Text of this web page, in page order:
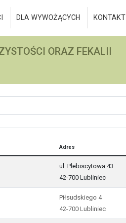
DLA WYWOŻĄCYCH KONTAKT
ORAZ FEKALII
Adres
ul. Plebiscytowa 43
42-700 Lubliniec
Piłsudskiego 4
42-700 Lubliniec